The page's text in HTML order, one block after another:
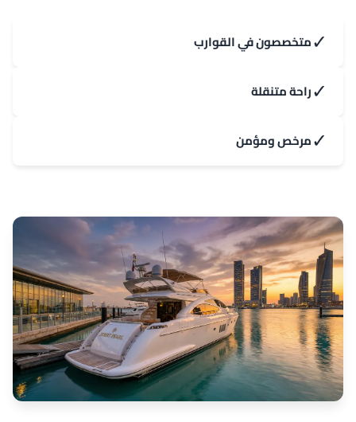
✓متخصصون في القوارب
✓راحة متنقلة
✓مرخص ومؤمن